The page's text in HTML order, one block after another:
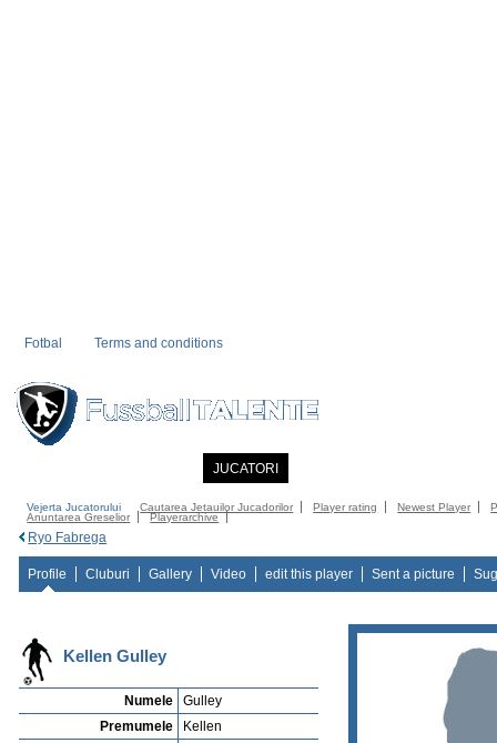
Fotbal Terms and conditions
JUCATORI
Vejerta Jucatorului Cautarea Jetauilor Jucadorilor Player rating Newest Player
Anuntarea Greselior
Playerarchive
Ryo Fabrega
Profile Cluburi Gallery Video edit this player Sent a picture
Kellen Gulley
Numele
Gulley
Premumele
Kellen